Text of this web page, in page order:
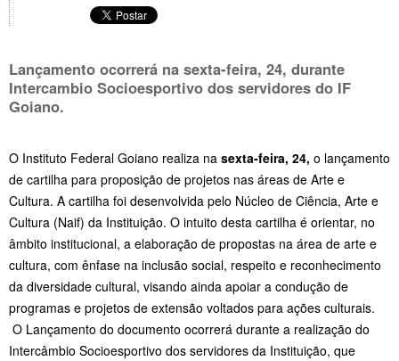
Lançamento ocorrerá na sexta-feira, 24, durante
Intercambio Socioesportivo dos servidores do IF
Goiano.
O Instituto Federal Goiano realiza na sexta-feira, 24, o lançamento
de cartilha para proposição de projetos nas áreas de Arte e
Cultura. A cartilha foi desenvolvida pelo Núcleo de Ciência, Arte e
Cultura (Naif) da Instituição. O intuito desta cartilha é orientar, no
âmbito institucional, a elaboração de propostas na área de arte e
cultura, com ênfase na inclusão social, respeito e reconhecimento
da diversidade cultural, visando ainda apoiar a condução de
programas e projetos de extensão voltados para ações culturais.
O Lançamento do documento ocorrerá durante a realização do
Intercâmbio Socioesportivo dos servidores da Instituição, que